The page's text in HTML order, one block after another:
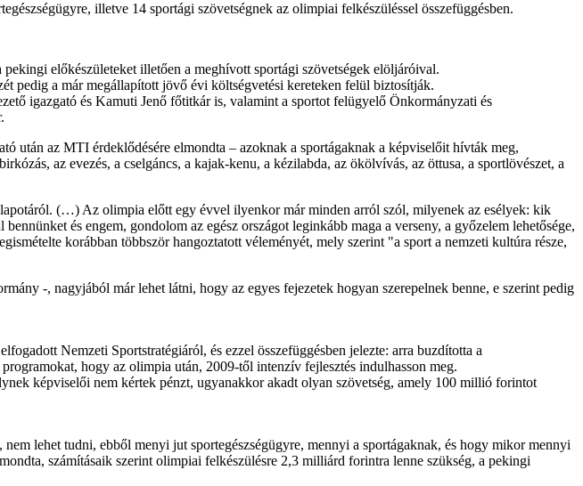
illetve 14 sportági szövetségnek az olimpiai felkészüléssel összefüggésben.
előkészületeket illetően a meghívott sportági szövetségek elöljáróival.
pedig a már megállapított jövő évi költségvetési kereteken felül biztosítják.
igazgató és Kamuti Jenő főtitkár is, valamint a sportot felügyelő Önkormányzati és
után az MTI érdeklődésére elmondta – azoknak a sportágaknak a képviselőit hívták meg,
az evezés, a cselgáncs, a kajak-kenu, a kézilabda, az ökölvívás, az öttusa, a sportlövészet, a
(…) Az olimpia előtt egy évvel ilyenkor már minden arról szól, milyenek az esélyek: kik
és engem, gondolom az egész országot leginkább maga a verseny, a győzelem lehetősége,
korábban többször hangoztatott véleményét, mely szerint "a sport a nemzeti kultúra része,
-, nagyjából már lehet látni, hogy az egyes fejezetek hogyan szerepelnek benne, e szerint pedig
Nemzeti Sportstratégiáról, és ezzel összefüggésben jelezte: arra buzdította a
hogy az olimpia után, 2009-től intenzív fejlesztés indulhasson meg.
képviselői nem kértek pénzt, ugyanakkor akadt olyan szövetség, amely 100 millió forintot
lehet tudni, ebből menyi jut sportegészségügyre, mennyi a sportágaknak, és hogy mikor mennyi
számításaik szerint olimpiai felkészülésre 2,3 milliárd forintra lenne szükség, a pekingi